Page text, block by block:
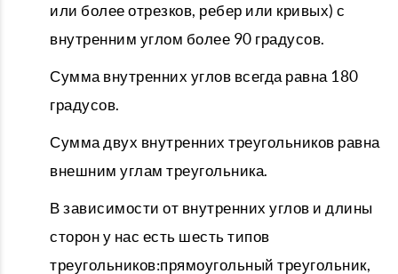
или более отрезков, ребер или кривых) с
внутренним углом более 90 градусов.
Сумма внутренних углов всегда равна 180
градусов.
Сумма двух внутренних треугольников равна
внешним углам треугольника.
В зависимости от внутренних углов и длины
сторон у нас есть шесть типов
треугольников:прямоугольный треугольник,